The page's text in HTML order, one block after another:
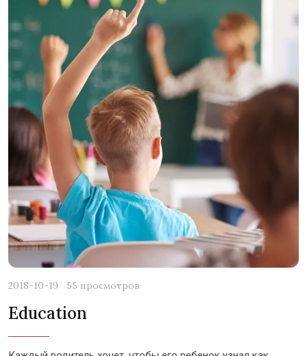
2018-10-19 55 просмотров
Education